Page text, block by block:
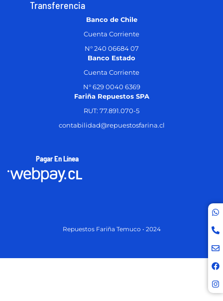
Transferencia
Banco de Chile
Cuenta Corriente
N° 240 06684 07
Banco Estado
Cuenta Corriente
N° 629 0040 6369
Fariña Repuestos SPA
RUT: 77.891.070-5
contabilidad@repuestosfarina.cl
Pagar En Línea
Repuestos Fariña Temuco • 2024